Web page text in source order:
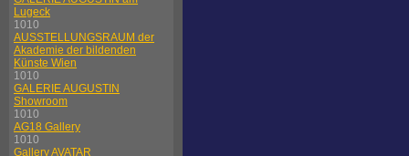
Lugeck
1010
AUSSTELLUNGSRAUM der
Akademie der bildenden
Künste Wien
1010
GALERIE AUGUSTIN
Showroom
1010
AG18 Gallery
1010
Gallery AVATAR